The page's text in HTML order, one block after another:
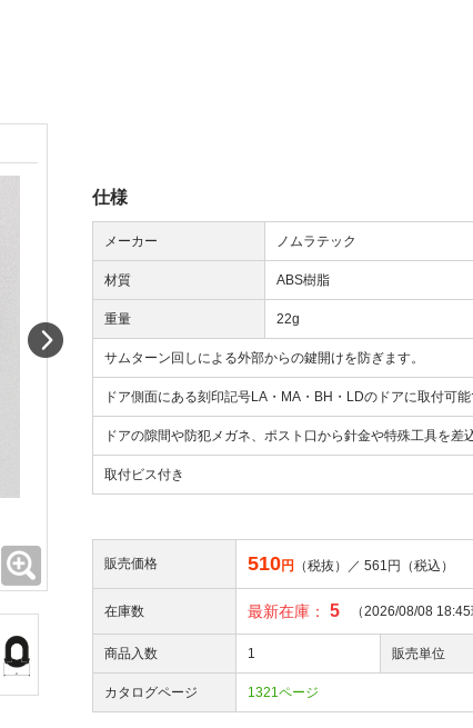
仕様
メーカー ノムラテック
材質 ABS樹脂
重量 22g
サムターン回しによる外部からの鍵開けを防ぎます。
ドア側面にある刻印記号LA・MA・BH・LDのドアに取付可能
ドアの隙間や防犯メガネ、ポスト口から針金や特殊工具を
取付ビス付き
販売価格 510円 （税抜）／ 561 円（税込）
在庫数 最新在庫： 5 （2026/08/08 18:45
商品入数 1 販売単位
カタログページ 1321ページ